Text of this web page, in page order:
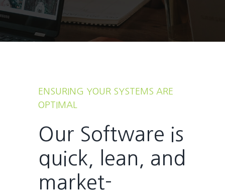
ENSURING YOUR SYSTEMS ARE
OPTIMAL
Our Software is
quick, lean, and
market-